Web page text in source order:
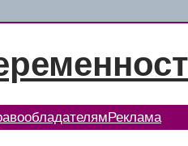
Реклама